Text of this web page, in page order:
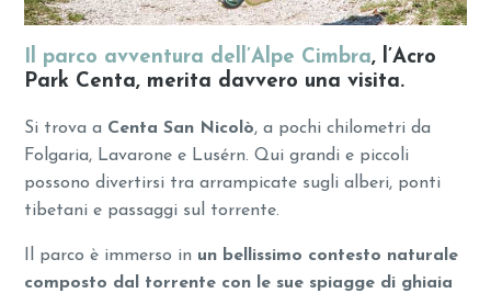
Il parco avventura dell’Alpe Cimbra, l’Acro
Park Centa, merita davvero una visita.
Si trova a Centa San Nicolò, a pochi chilometri da
Folgaria, Lavarone e Lusérn. Qui grandi e piccoli
possono divertirsi tra arrampicate sugli alberi, ponti
tibetani e passaggi sul torrente.
Il parco è immerso in un bellissimo contesto naturale
composto dal torrente con le sue spiagge di ghiaia